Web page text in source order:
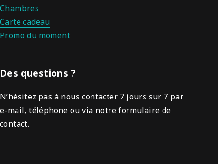
Chambres
Carte cadeau
Promo du moment
Des questions ?
N’hésitez pas à nous contacter 7 jours sur 7 par
e-mail, téléphone ou via notre formulaire de
contact.